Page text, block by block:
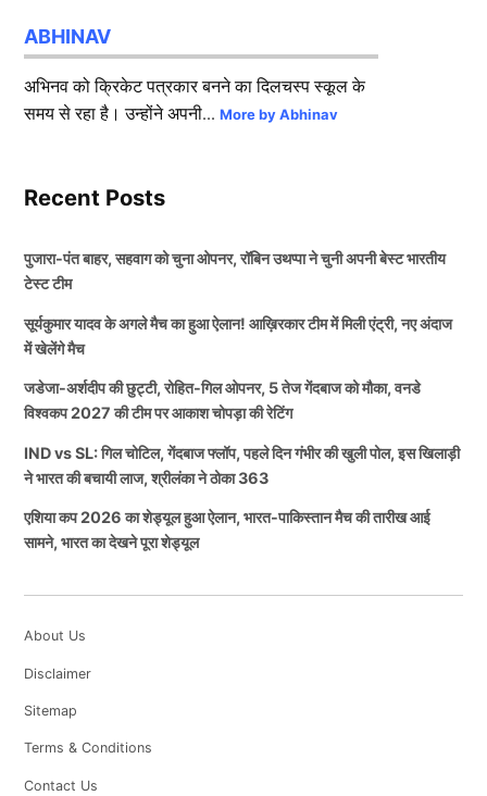
ABHINAV
अभिनव को क्रिकेट पत्रकार बनने का दिलचस्प स्कूल के
समय से रहा है। उन्होंने अपनी...More by Abhinav
Recent Posts
पुजारा-पंत बाहर, सहवाग को चुना ओपनर, रॉबिन उथप्पा ने चुनी अपनी बेस्ट भारतीय
टेस्ट टीम
सूर्यकुमार यादव के अगले मैच का हुआ ऐलान! आख़िरकार टीम में मिली एंट्री, नए अंदाज
में खेलेंगे मैच
जडेजा-अर्शदीप की छुट्टी, रोहित-गिल ओपनर, 5 तेज गेंदबाज को मौका, वनडे
विश्वकप 2027 की टीम पर आकाश चोपड़ा की रेटिंग
IND vs SL: गिल चोटिल, गेंदबाज फ्लॉप, पहले दिन गंभीर की खुली पोल, इस खिलाड़ी
ने भारत की बचायी लाज, श्रीलंका ने ठोका 363
एशिया कप 2026 का शेड्यूल हुआ ऐलान, भारत-पाकिस्तान मैच की तारीख आई
सामने, भारत का देखने पूरा शेड्यूल
About Us
Disclaimer
Sitemap
Terms & Conditions
Contact Us